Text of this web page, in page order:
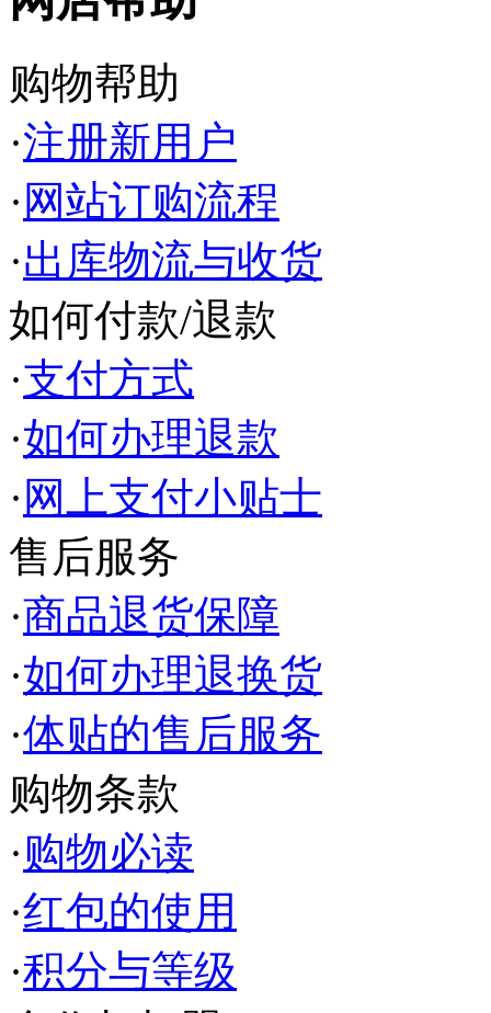
购物帮助
·注册新用户
· 网站订购流程
·出库物流与收货
如何付款/退款
·支付方式
·如何办理退款
· 网上支付小贴士
售后服务
·商品退货保障
·如何办理退换货
·体贴的售后服务
购物条款
·购物必读
·红包的使用
·积分与等级